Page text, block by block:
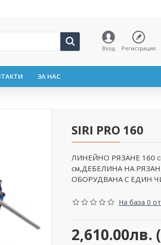
Вход Регистрация
ЗА НАС
SIRI PRO 160
ЛИНЕЙНО РЯЗАНЕ 160
см,ДЕБЕЛИНА НА
ОБОРУДВАНА С ЕДИН
На база 0
2,610.00лв.